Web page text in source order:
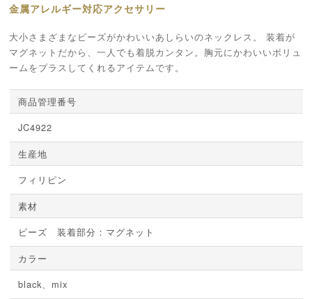
金属アレルギー対応アクセサリー
大小さまざまなビーズがかわいいあしらいのネックレス。 装着が
マグネットだから、一人でも着脱カンタン。胸元にかわいいボリュ
ームをプラスしてくれるアイテムです。
商品管理番号
JC4922
生産地
フィリピン
素材
ビーズ 装着部分：マグネット
カラー
black、mix